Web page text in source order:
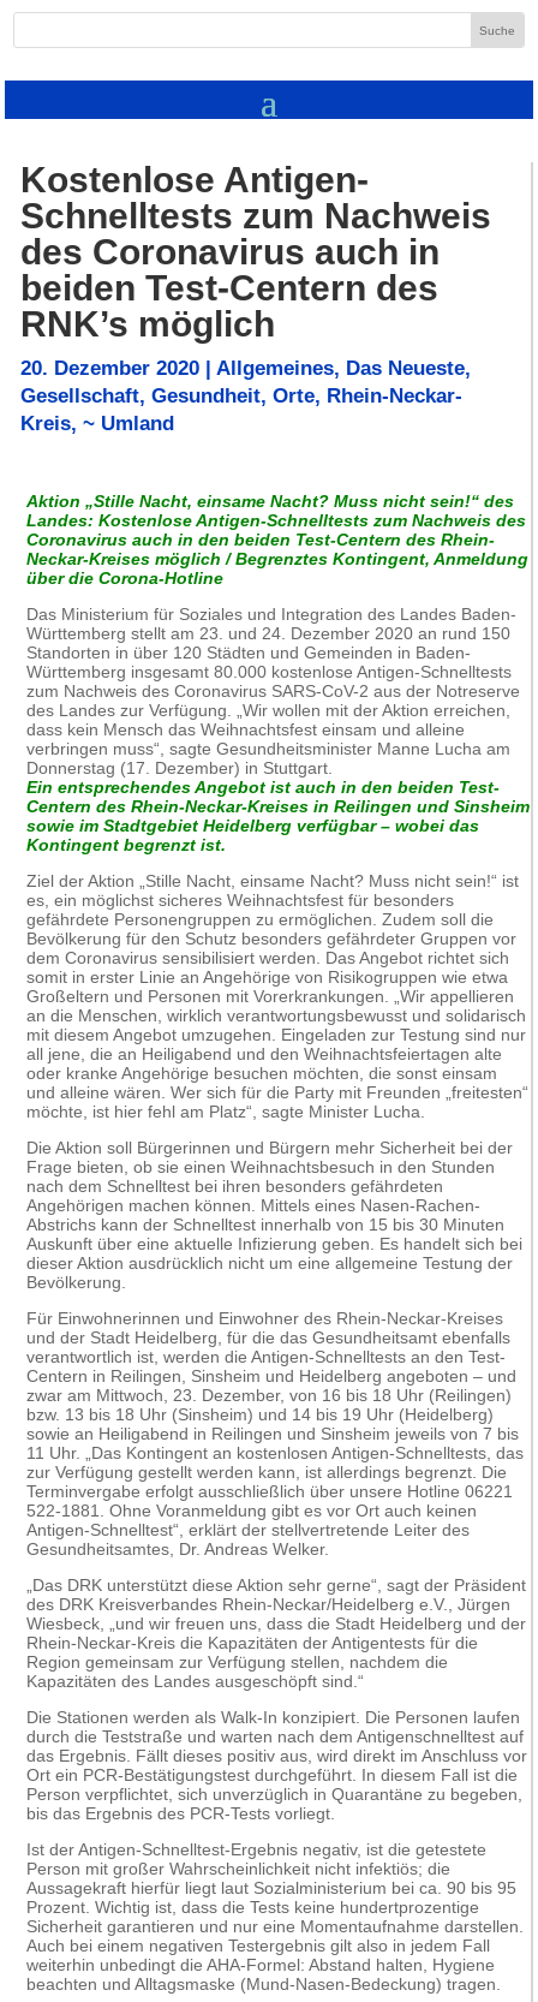
Kostenlose Antigen-
Schnelltests zum Nachweis
des Coronavirus auch in
beiden Test-Centern des
RNK’s möglich
20. Dezember 2020 | Allgemeines, Das Neueste,
Gesellschaft, Gesundheit, Orte, Rhein-Neckar-
Kreis, ~ Umland
Aktion „Stille Nacht, einsame Nacht? Muss nicht sein!“ des
Landes: Kostenlose Antigen-Schnelltests zum Nachweis des
Coronavirus auch in den beiden Test-Centern des Rhein-
Neckar-Kreises möglich / Begrenztes Kontingent, Anmeldung
über die Corona-Hotline
Das Ministerium für Soziales und Integration des Landes Baden-
Württemberg stellt am 23. und 24. Dezember 2020 an rund 150
Standorten in über 120 Städten und Gemeinden in Baden-
Württemberg insgesamt 80.000 kostenlose Antigen-Schnelltests
zum Nachweis des Coronavirus SARS-CoV-2 aus der Notreserve
des Landes zur Verfügung. „Wir wollen mit der Aktion erreichen,
dass kein Mensch das Weihnachtsfest einsam und alleine
verbringen muss“, sagte Gesundheitsminister Manne Lucha am
Donnerstag (17. Dezember) in Stuttgart.
Ein entsprechendes Angebot ist auch in den beiden Test-
Centern des Rhein-Neckar-Kreises in Reilingen und Sinsheim
sowie im Stadtgebiet Heidelberg verfügbar – wobei das
Kontingent begrenzt ist.
Ziel der Aktion „Stille Nacht, einsame Nacht? Muss nicht sein!“ ist
es, ein möglichst sicheres Weihnachtsfest für besonders
gefährdete Personengruppen zu ermöglichen. Zudem soll die
Bevölkerung für den Schutz besonders gefährdeter Gruppen vor
dem Coronavirus sensibilisiert werden. Das Angebot richtet sich
somit in erster Linie an Angehörige von Risikogruppen wie etwa
Großeltern und Personen mit Vorerkrankungen. „Wir appellieren
an die Menschen, wirklich verantwortungsbewusst und solidarisch
mit diesem Angebot umzugehen. Eingeladen zur Testung sind nur
all jene, die an Heiligabend und den Weihnachtsfeiertagen alte
oder kranke Angehörige besuchen möchten, die sonst einsam
und alleine wären. Wer sich für die Party mit Freunden „freitesten“
möchte, ist hier fehl am Platz“, sagte Minister Lucha.
Die Aktion soll Bürgerinnen und Bürgern mehr Sicherheit bei der
Frage bieten, ob sie einen Weihnachtsbesuch in den Stunden
nach dem Schnelltest bei ihren besonders gefährdeten
Angehörigen machen können. Mittels eines Nasen-Rachen-
Abstrichs kann der Schnelltest innerhalb von 15 bis 30 Minuten
Auskunft über eine aktuelle Infizierung geben. Es handelt sich bei
dieser Aktion ausdrücklich nicht um eine allgemeine Testung der
Bevölkerung.
Für Einwohnerinnen und Einwohner des Rhein-Neckar-Kreises
und der Stadt Heidelberg, für die das Gesundheitsamt ebenfalls
verantwortlich ist, werden die Antigen-Schnelltests an den Test-
Centern in Reilingen, Sinsheim und Heidelberg angeboten – und
zwar am Mittwoch, 23. Dezember, von 16 bis 18 Uhr (Reilingen)
bzw. 13 bis 18 Uhr (Sinsheim) und 14 bis 19 Uhr (Heidelberg)
sowie an Heiligabend in Reilingen und Sinsheim jeweils von 7 bis
11 Uhr. „Das Kontingent an kostenlosen Antigen-Schnelltests, das
zur Verfügung gestellt werden kann, ist allerdings begrenzt. Die
Terminvergabe erfolgt ausschließlich über unsere Hotline 06221
522-1881. Ohne Voranmeldung gibt es vor Ort auch keinen
Antigen-Schnelltest“, erklärt der stellvertretende Leiter des
Gesundheitsamtes, Dr. Andreas Welker.
„Das DRK unterstützt diese Aktion sehr gerne“, sagt der Präsident
des DRK Kreisverbandes Rhein-Neckar/Heidelberg e.V., Jürgen
Wiesbeck, „und wir freuen uns, dass die Stadt Heidelberg und der
Rhein-Neckar-Kreis die Kapazitäten der Antigentests für die
Region gemeinsam zur Verfügung stellen, nachdem die
Kapazitäten des Landes ausgeschöpft sind.“
Die Stationen werden als Walk-In konzipiert. Die Personen laufen
durch die Teststraße und warten nach dem Antigenschnelltest auf
das Ergebnis. Fällt dieses positiv aus, wird direkt im Anschluss vor
Ort ein PCR-Bestätigungstest durchgeführt. In diesem Fall ist die
Person verpflichtet, sich unverzüglich in Quarantäne zu begeben,
bis das Ergebnis des PCR-Tests vorliegt.
Ist der Antigen-Schnelltest-Ergebnis negativ, ist die getestete
Person mit großer Wahrscheinlichkeit nicht infektiös; die
Aussagekraft hierfür liegt laut Sozialministerium bei ca. 90 bis 95
Prozent. Wichtig ist, dass die Tests keine hundertprozentige
Sicherheit garantieren und nur eine Momentaufnahme darstellen.
Auch bei einem negativen Testergebnis gilt also in jedem Fall
weiterhin unbedingt die AHA-Formel: Abstand halten, Hygiene
beachten und Alltagsmaske (Mund-Nasen-Bedeckung) tragen.